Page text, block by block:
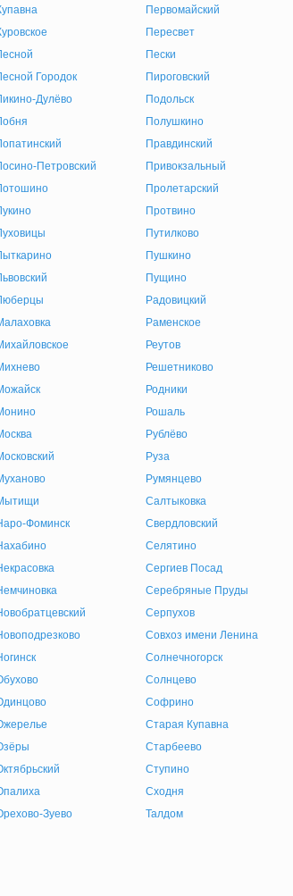
Городок
Дулёво
Петровский
Фоминск
Зуево
Первомайский
Пересвет
Пески
Пироговский
Подольск
Полушкино
Правдинский
Привокзальный
Пролетарский
Протвино
Путилково
Пушкино
Пущино
Радовицкий
Раменское
Реутов
Решетниково
Родники
Рошаль
Рублёво
Руза
Румянцево
Салтыковка
Свердловский
Селятино
Сергиев Посад
Серебряные Пруды
Серпухов
Совхоз имени Ленина
Солнечногорск
Солнцево
Софрино
Старая Купавна
Старбеево
Ступино
Сходня
Талдом